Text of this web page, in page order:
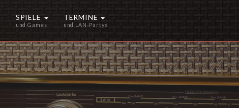
SPIELE
und Games
TERMINE
und LAN-Partys